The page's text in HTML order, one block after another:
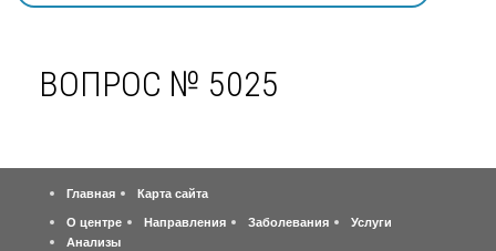
ВОПРОС № 5025
Главная
Карта сайта
О центре
Направления Заболевания
Услуги
Анализы